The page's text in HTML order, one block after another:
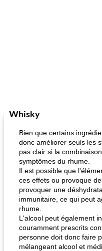
Whisky
Bien que certains
donc améliorer seuls les
pas clair si la
symptômes du rhume.
Il est possible que
ces effets ou provoque
provoquer une
immunitaire, ce qui peut
rhume.
L'alcool peut également
couramment prescrits
personne doit donc faire
mélangeant alcool et